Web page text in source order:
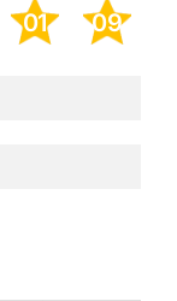
01 09